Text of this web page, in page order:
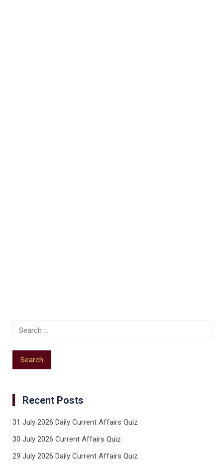
Recent Posts
31 July 2026 Daily Current Affairs Quiz
30 July 2026 Current Affairs Quiz
29 July 2026 Daily Current Affairs Quiz